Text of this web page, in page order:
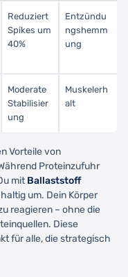
Reduziert
Spikes um
40%
Entzündu
ngshemm
ung
Moderate
Stabilisier
ung
Muskelerh
alt
Vorteile von
Proteinzufuhr
mitBallaststoff
um. Dein Körper
reagieren – ohne die
Diese
für alle, die strategisch